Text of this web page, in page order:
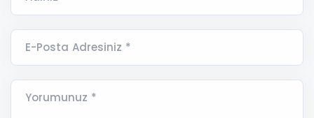
E-Posta Adresiniz *
Yorumunuz *